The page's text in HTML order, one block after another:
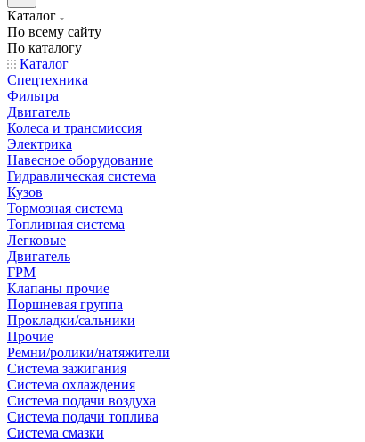
Каталог
По всему сайту
По каталогу
Каталог
Спецтехника
Фильтра
Двигатель
Колеса и трансмиссия
Электрика
Навесное оборудование
Гидравлическая система
Кузов
Тормозная система
Топливная система
Легковые
Двигатель
ГРМ
Клапаны прочие
Поршневая группа
Прокладки/сальники
Прочие
Ремни/ролики/натяжители
Система зажигания
Система охлаждения
Система подачи воздуха
Система подачи топлива
Система смазки